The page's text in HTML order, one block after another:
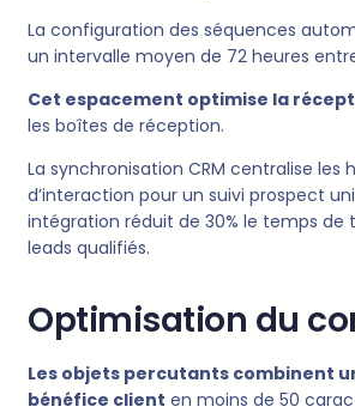
La configuration des séquences
un intervalle moyen de 72 heures
Cet espacement optimise la
les boîtes de réception.
La synchronisation CRM centralise les
d’interaction pour un suivi prospect
intégration réduit de 30% le temps de
leads qualifiés.
Optimisation du
Les objets percutants combinent
bénéfice client en moins de 50